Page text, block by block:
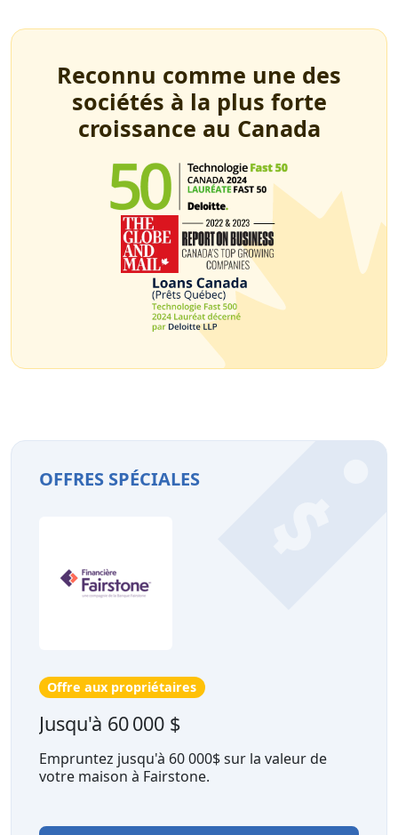
Reconnu comme une des
sociétés à la plus forte
croissance au Canada
OFFRES SPÉCIALES
Offre aux propriétaires
Jusqu'à 60 000 $
Empruntez jusqu'à 60 000$ sur la valeur de
votre maison à Fairstone.